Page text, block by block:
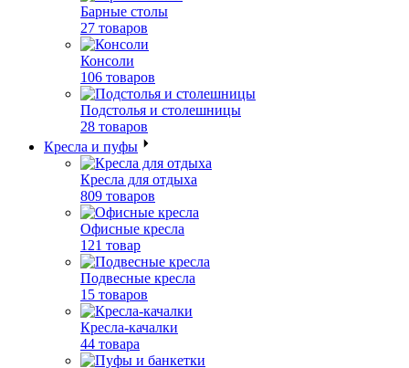
Барные столы
27 товаров
Консоли
106 товаров
Подстолья и столешницы
28 товаров
Кресла и пуфы
Кресла для отдыха
809 товаров
Офисные кресла
121 товар
Подвесные кресла
15 товаров
Кресла-качалки
44 товара